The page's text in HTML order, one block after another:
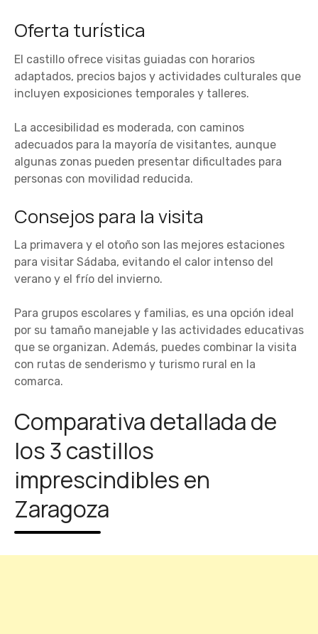
Oferta turística
El castillo ofrece visitas guiadas con horarios
adaptados, precios bajos y actividades culturales que
incluyen exposiciones temporales y talleres.
La accesibilidad es moderada, con caminos
adecuados para la mayoría de visitantes, aunque
algunas zonas pueden presentar dificultades para
personas con movilidad reducida.
Consejos para la visita
La primavera y el otoño son las mejores estaciones
para visitar Sádaba, evitando el calor intenso del
verano y el frío del invierno.
Para grupos escolares y familias, es una opción ideal
por su tamaño manejable y las actividades educativas
que se organizan. Además, puedes combinar la visita
con rutas de senderismo y turismo rural en la
comarca.
Comparativa detallada de
los 3 castillos
imprescindibles en
Zaragoza